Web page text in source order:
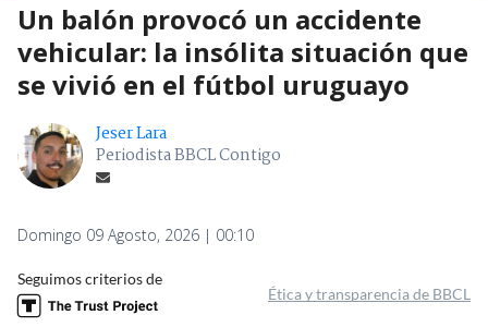
Un balón provocó un accidente
vehicular: la insólita situación que
se vivió en el fútbol uruguayo
Jeser Lara
Periodista BBCL Contigo
Domingo 09 Agosto, 2026 | 00:10
Seguimos criterios de
Ética y transparencia de BBCL